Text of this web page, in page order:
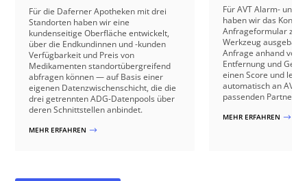
Für die Daferner Apotheken mit drei
Standorten haben wir eine
kundenseitige Oberfläche entwickelt,
über die Endkundinnen und -kunden
Verfügbarkeit und Preis von
Medikamenten standortübergreifend
abfragen können — auf Basis einer
eigenen Datenzwischenschicht, die die
drei getrennten ADG-Datenpools über
deren Schnittstellen anbindet.
MEHR ERFAHREN $
Für AVT Alarm- und
haben wir das
Anfrageformular zu
Werkzeug
Anfrage anhand von
Entfernung und
einen Score und
automatisch an AVT
passenden
MEHR ERFAHREN $